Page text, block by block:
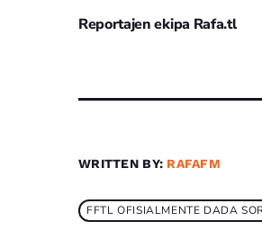
Reportajen ekipa Rafa.tl
WRITTEN BY: RAFAFM
FFTL OFISIALMENTE DADA